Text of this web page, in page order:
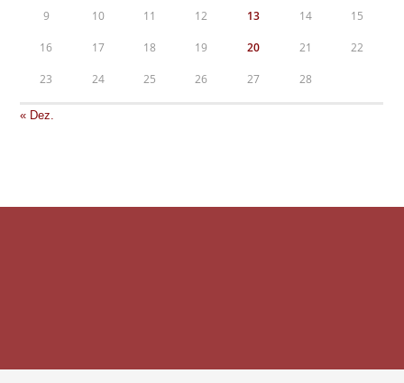
9 10 11 12 13 14 15
16 17 18 19 20 21 22
23 24 25 26 27 28
« Dez.